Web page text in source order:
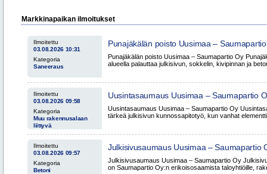
Markkinapaikan ilmoitukset
Ilmoitettu
03.08.2026 10:31
Kategoria
Saneeraus
Punajäkälän poisto Uusimaa –
Punajäkälän poisto Uusimaa – Saumapartio Oy
alueella palauttaa julkisivun, sokkelin, kivipinnan ja
Ilmoitettu
03.08.2026 09:58
Kategoria
Muu rakennusalaan
liittyvä
Uusintasaumaus Uusimaa – Saumapartio
Uusintasaumaus Uusimaa – Saumapartio Oy
tärkeä julkisivun kunnossapitotyö, kun vanhat
Ilmoitettu
03.08.2026 09:57
Kategoria
Betoni
Julkisivusaumaus Uusimaa – Saumapartio
Julkisivusaumaus Uusimaa – Saumapartio Oy
on Saumapartio Oy:n erikoisosaamista taloyhtiöille,